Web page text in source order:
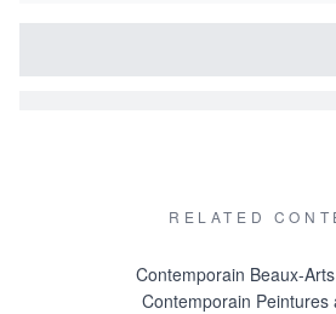
RELATED
Contemporain Beaux-
Contemporain Peintures